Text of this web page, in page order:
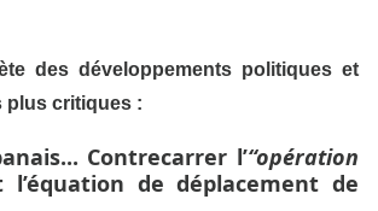
des développements politiques et
plus critiques :
Contrecarrer l’“opération
de déplacement de